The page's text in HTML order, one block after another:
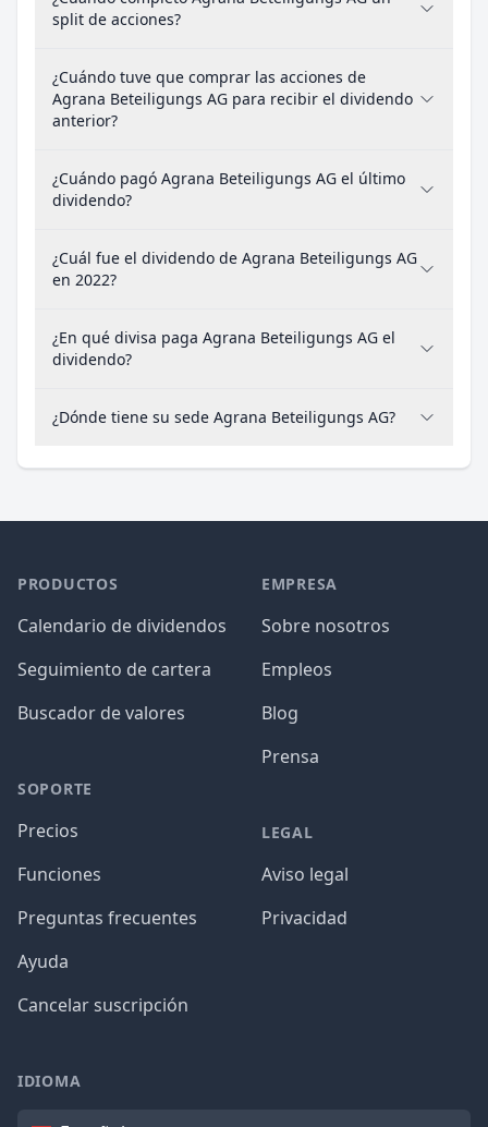
split de acciones?
¿Cuándo tuve que comprar las acciones de
Agrana Beteiligungs AG para recibir el dividendo
anterior?
¿Cuándo pagó Agrana Beteiligungs AG el último
dividendo?
¿Cuál fue el dividendo de Agrana Beteiligungs AG
en 2022?
¿En qué divisa paga Agrana Beteiligungs AG el
dividendo?
¿Dónde tiene su sede Agrana Beteiligungs AG?
PRODUCTOS
Calendario de dividendos
Seguimiento de cartera
Buscador de valores
SOPORTE
Precios
Funciones
Preguntas frecuentes
Ayuda
Cancelar suscripción
EMPRESA
Sobre nosotros
Empleos
Blog
Prensa
LEGAL
Aviso legal
Privacidad
IDIOMA
Idioma